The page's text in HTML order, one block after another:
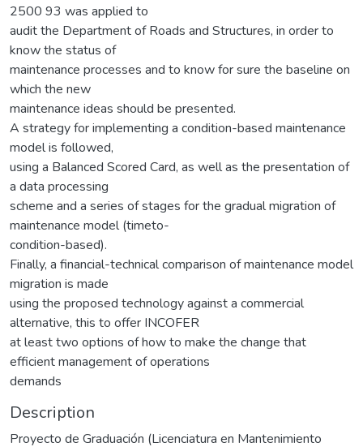
2500 93 was applied to
audit the Department of Roads and Structures, in order to
know the status of
maintenance processes and to know for sure the baseline on
which the new
maintenance ideas should be presented.
A strategy for implementing a condition-based maintenance
model is followed,
using a Balanced Scored Card, as well as the presentation of
a data processing
scheme and a series of stages for the gradual migration of
maintenance model (timeto-
condition-based).
Finally, a financial-technical comparison of maintenance model
migration is made
using the proposed technology against a commercial
alternative, this to offer INCOFER
at least two options of how to make the change that
efficient management of operations
demands
Description
Proyecto de Graduación (Licenciatura en Mantenimiento